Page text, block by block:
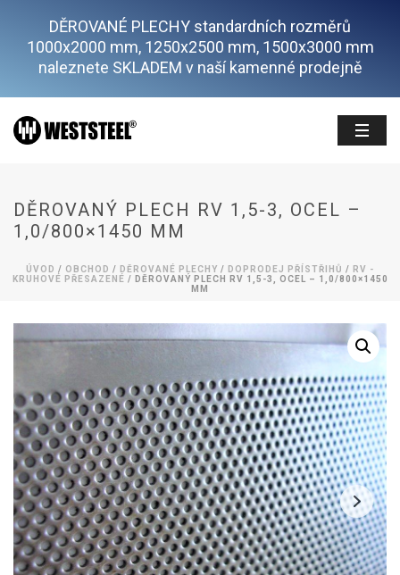
DĚROVANÉ PLECHY standardních rozměrů
1000x2000 mm, 1250x2500 mm, 1500x3000 mm
naleznete SKLADEM v naší kamenné prodejně
DĚROVANÝ PLECH RV 1,5-3, OCEL –
1,0/800×1450 MM
ÚVOD / OBCHOD / DĚROVANÉ PLECHY / DOPRODEJ PŘÍSTŘIHŮ / RV -
KRUHOVÉ PŘESAZENÉ / DĚROVANÝ PLECH RV 1,5-3, OCEL – 1,0/800×1450
MM